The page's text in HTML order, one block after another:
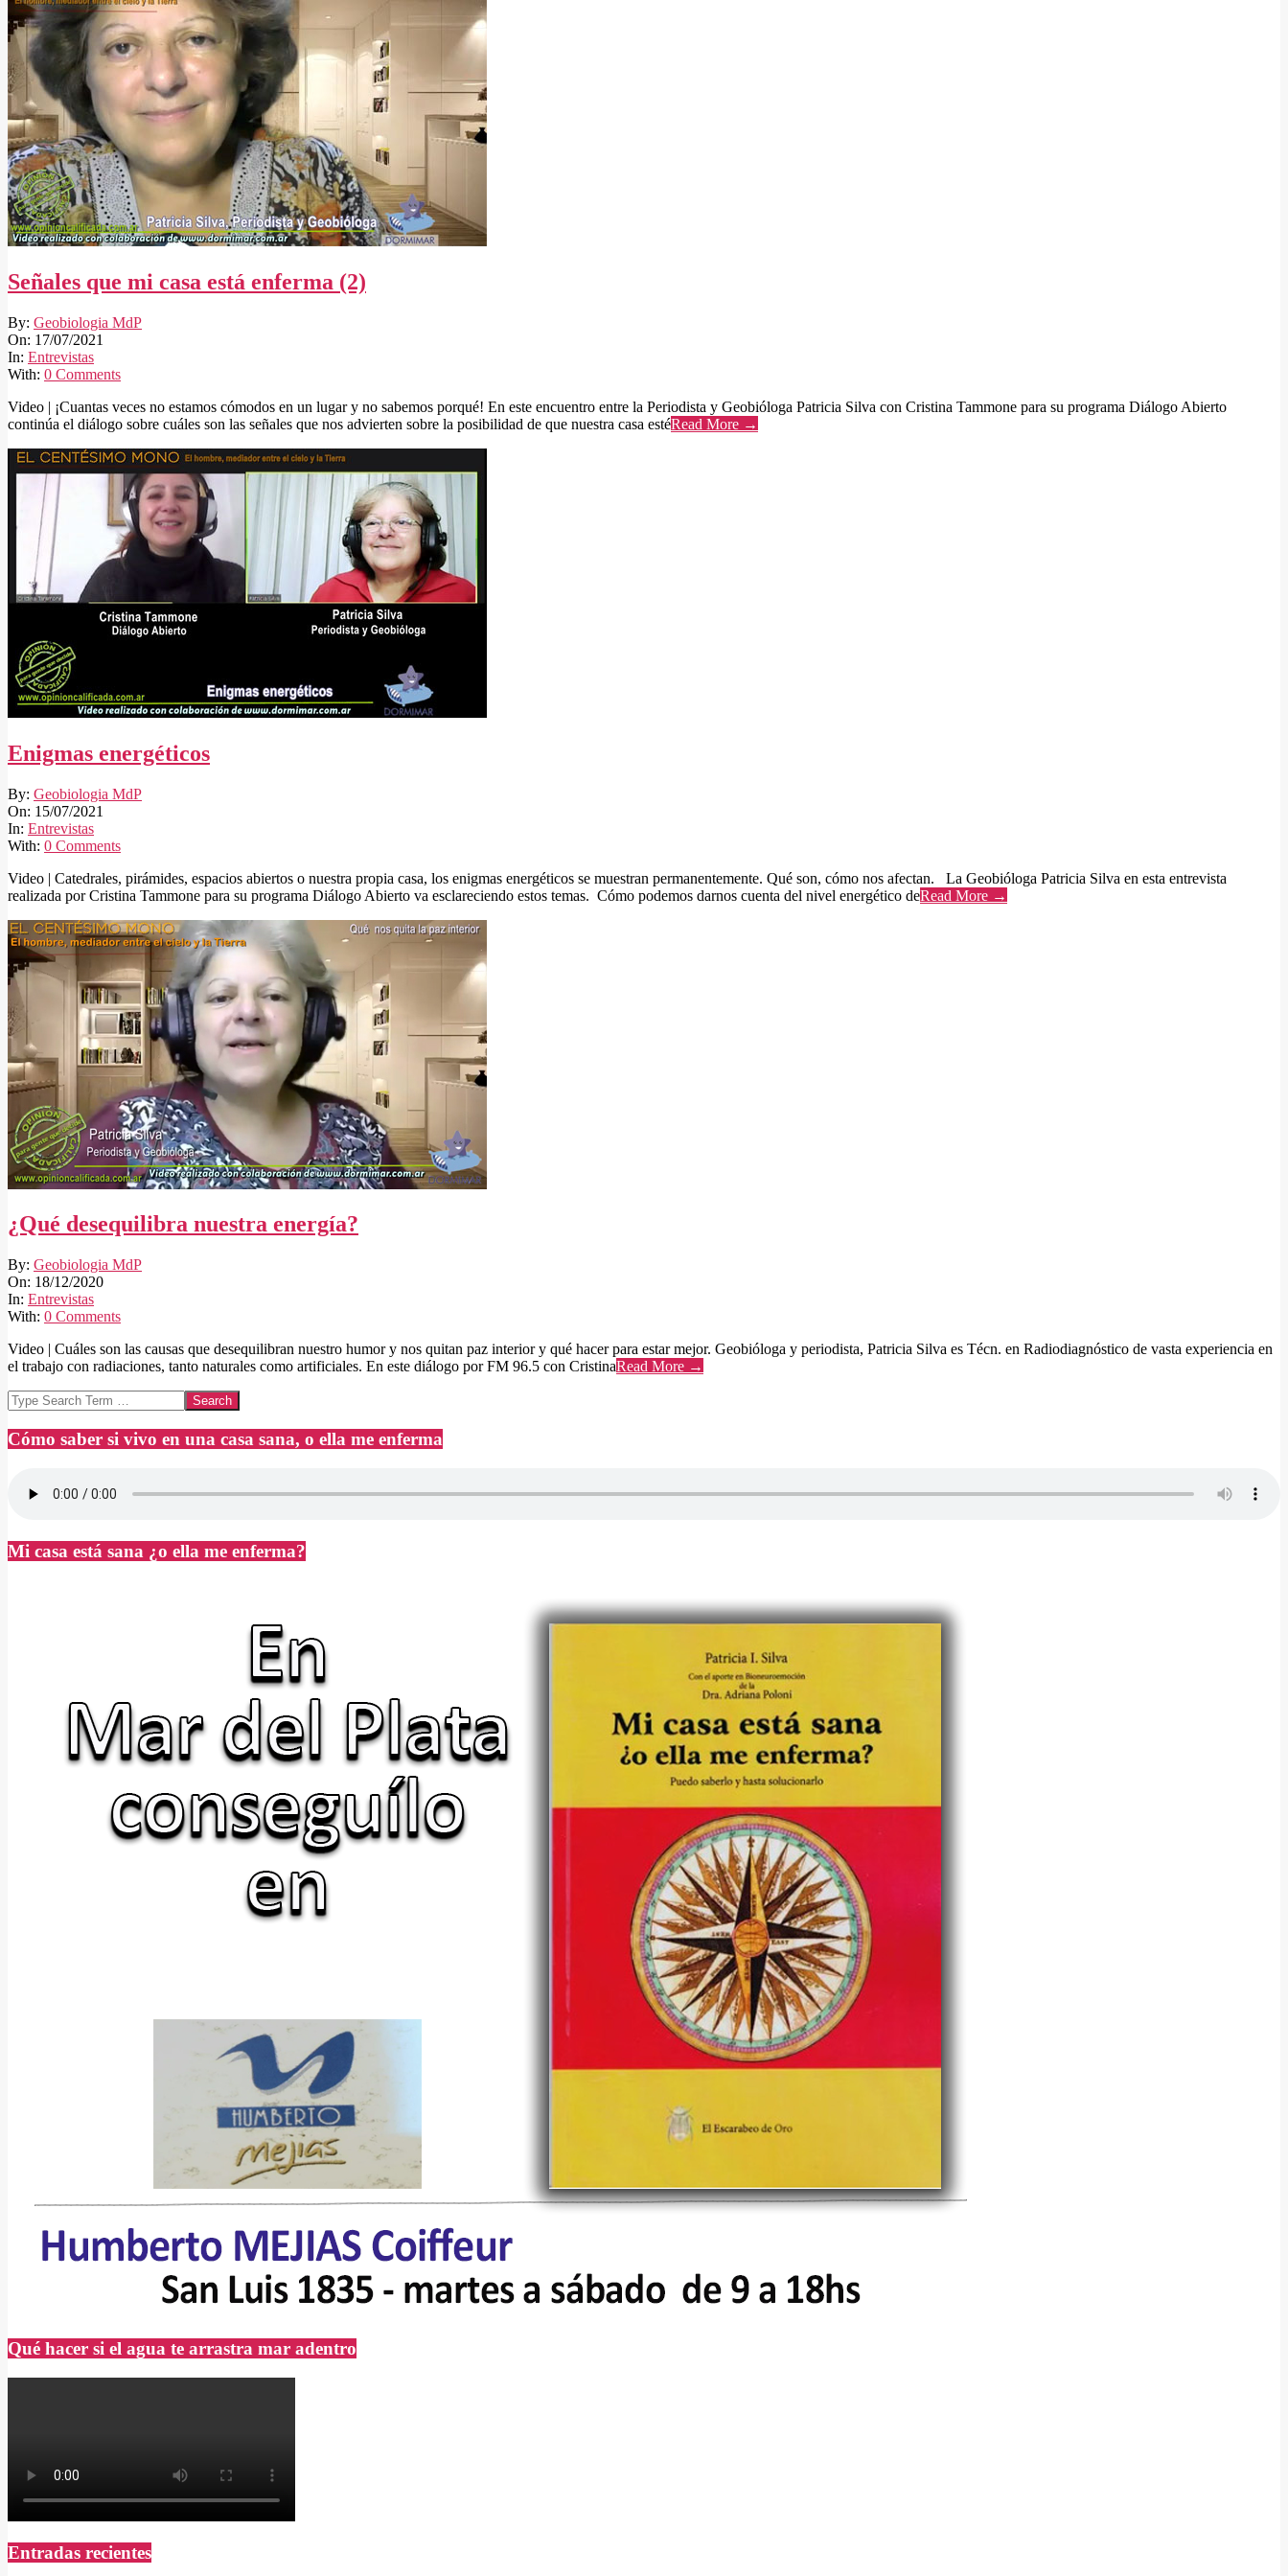
Señales que mi casa está enferma (2)
2021-
07-
17
By: Geobiologia MdP
On: 17/07/2021
In: Entrevistas
With: 0 Comments
Video | ¡Cuantas veces no estamos cómodos en un lugar y no sabemos porqué! En este encuentro entre la Periodista y Geobióloga Patricia Silva con Cristina Tammone para su programa Diálogo Abierto
continúa el diálogo sobre cuáles son las señales que nos advierten sobre la posibilidad de que nuestra casa estéRead More →
Enigmas energéticos
2021-
07-
15
By: Geobiologia MdP
On: 15/07/2021
In: Entrevistas
With: 0 Comments
Video | Catedrales, pirámides, espacios abiertos o nuestra propia casa, los enigmas energéticos se muestran permanentemente. Qué son, cómo nos afectan. La Geobióloga Patricia Silva en esta entrevista
realizada por Cristina Tammone para su programa Diálogo Abierto va esclareciendo estos temas. Cómo podemos darnos cuenta del nivel energético deRead More →
¿Qué desequilibra nuestra energía?
2020-
12-
18
By: Geobiologia MdP
On: 18/12/2020
In: Entrevistas
With: 0 Comments
Video | Cuáles son las causas que desequilibran nuestro humor y nos quitan paz interior y qué hacer para estar mejor. Geobióloga y periodista, Patricia Silva es Técn. en Radiodiagnóstico de vasta experiencia en
el trabajo con radiaciones, tanto naturales como artificiales. En este diálogo por FM 96.5 con CristinaRead More →
Search
Cómo saber si vivo en una casa sana, o ella me enferma
Mi casa está sana ¿o ella me enferma?
Qué hacer si el agua te arrastra mar adentro
Entradas recientes